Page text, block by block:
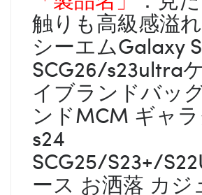
触りも高級感溢
シーエムGalaxy
SCG26/s23ultra
イブランドバッ
ンドMCM ギャ
s24
SCG25/S23+/
ース お洒落 カジ